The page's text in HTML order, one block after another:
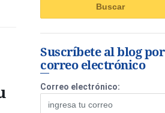
Suscríbete al blog por
correo electrónico
Correo electrónico: